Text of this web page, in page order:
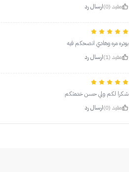
مفيد (0)
ارسال رد
بودره مره وهادي انصحكم فيه
مفيد (1)
ارسال رد
شكرا لكم ولي حسن خدمتكم
مفيد (0)
ارسال رد